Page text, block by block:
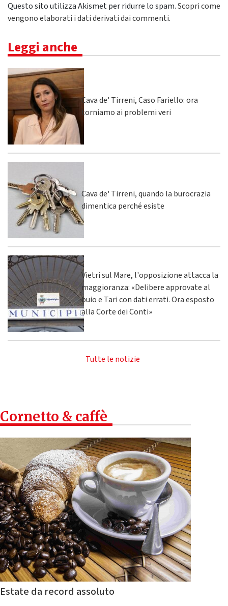
Questo sito utilizza Akismet per ridurre lo spam.Scopri come
vengono elaborati i dati derivati dai commenti.
Leggi anche
Cava de' Tirreni, Caso Fariello: ora
torniamo ai problemi veri
Cava de' Tirreni, quando la burocrazia
dimentica perché esiste
Vietri sul Mare, l'opposizione attacca la
maggioranza: «Delibere approvate al
buio e Tari con dati errati. Ora esposto
alla Corte dei Conti»
Tutte le notizie
Cornetto & caffè
Estate da record assoluto